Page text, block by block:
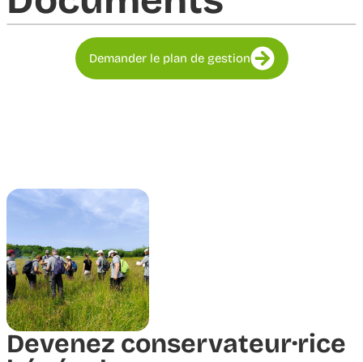
Demander le plan de gestion
Devenez conservateur·rice